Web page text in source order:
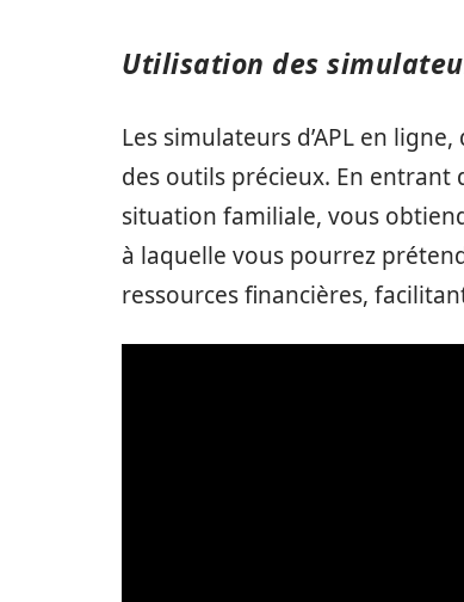
Utilisation des
Les simulateurs d’APL en
des outils précieux. En
situation familiale, vous
à laquelle vous pourrez
ressources financières,